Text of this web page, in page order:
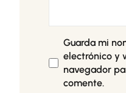
Guarda mi
electrónico y
navegador
comente.